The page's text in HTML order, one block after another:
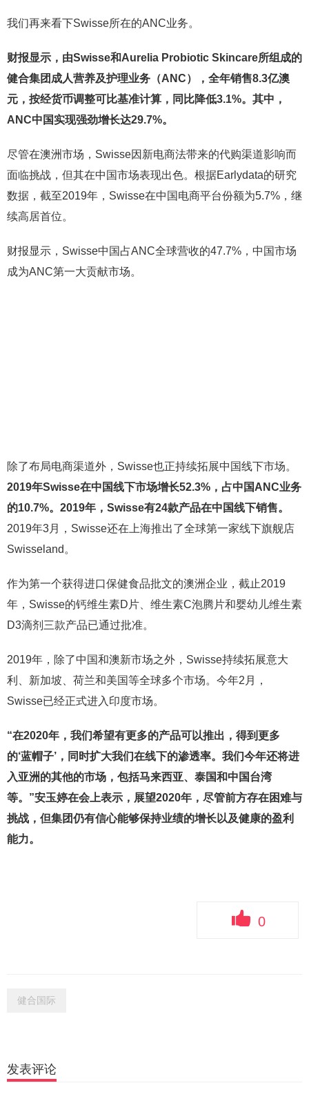
我们再来看下Swisse所在的ANC业务。
财报显示，由Swisse和Aurelia Probiotic Skincare所组成的
健合集团成人营养及护理业务（ANC），全年销售8.3亿澳
元，按经货币调整可比基准计算，同比降低3.1%。其中，
ANC中国实现强劲增长达29.7%。
尽管在澳洲市场，Swisse因新电商法带来的代购渠道影响而
面临挑战，但其在中国市场表现出色。根据Earlydata的研究
数据，截至2019年，Swisse在中国电商平台份额为5.7%，继
续高居首位。
财报显示，Swisse中国占ANC全球营收的47.7%，中国市场
成为ANC第一大贡献市场。
除了布局电商渠道外，Swisse也正持续拓展中国线下市场。
2019年Swisse在中国线下市场增长52.3%，占中国ANC业务
的10.7%。2019年，Swisse有24款产品在中国线下销售。
2019年3月，Swisse还在上海推出了全球第一家线下旗舰店
Swisseland。
作为第一个获得进口保健食品批文的澳洲企业，截止2019
年，Swisse的钙维生素D片、维生素C泡腾片和婴幼儿维生素
D3滴剂三款产品已通过批准。
2019年，除了中国和澳新市场之外，Swisse持续拓展意大
利、新加坡、荷兰和美国等全球多个市场。今年2月，
Swisse已经正式进入印度市场。
“在2020年，我们希望有更多的产品可以推出， 得到更多
的‘蓝帽子’，同时扩大我们在线下的渗透率。我们今年还将进
入亚洲的其他的市场，包括马来西亚、泰国和中国台湾
等。”安玉婷在会上表示，展望2020年，尽管前方存在困难与
挑战，但集团仍有信心能够保持业绩的增长以及健康的盈利
能力。
0
健合国际
发表评论